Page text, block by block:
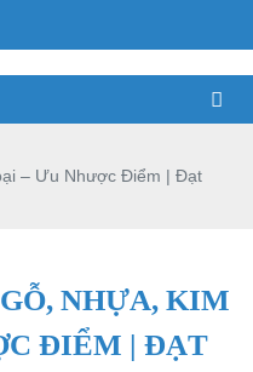
– Ưu Nhược Điểm | Đạt
NHỰA, KIM
ĐIỂM | ĐẠT